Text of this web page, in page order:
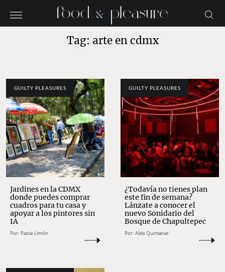
Tag: arte en cdmx
GUILTY PLEASURES
Jardines en la CDMX
donde puedes comprar
cuadros para tu casa y
apoyar a los pintores sin
IA
Por: Paola Limón
GUILTY PLEASURES
¿Todavía no tienes plan
este fin de semana?
Lánzate a conocer el
nuevo Sonidario del
Bosque de Chapultepec
Por: Aída Quintanar